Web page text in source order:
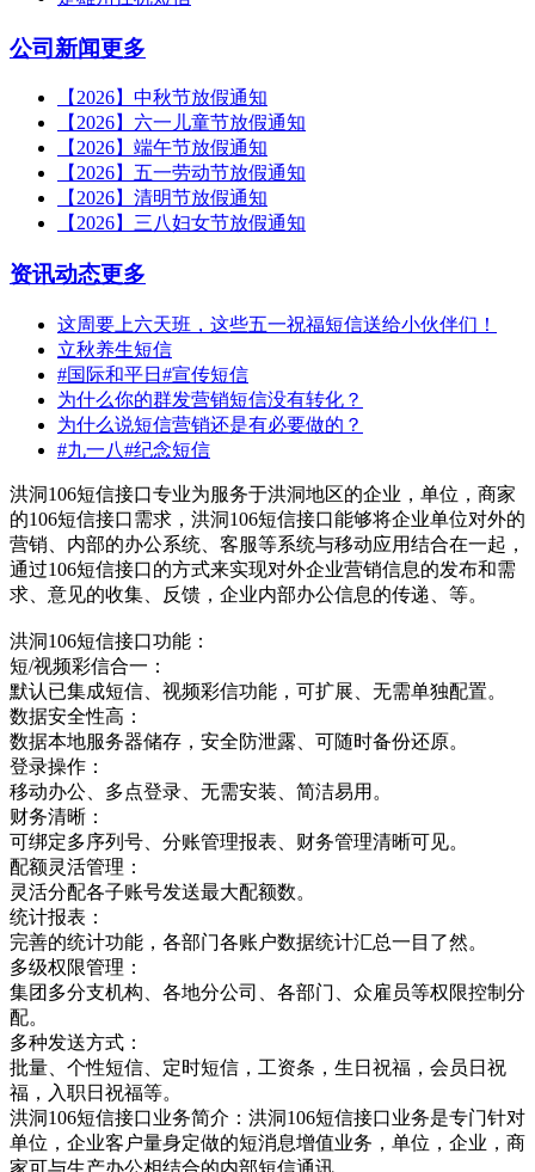
公司新闻更多
【2026】中秋节放假通知
【2026】六一儿童节放假通知
【2026】端午节放假通知
【2026】五一劳动节放假通知
【2026】清明节放假通知
【2026】三八妇女节放假通知
资讯动态更多
这周要上六天班，这些五一祝福短信送给小伙伴们！
立秋养生短信
#国际和平日#宣传短信
为什么你的群发营销短信没有转化？
为什么说短信营销还是有必要做的？
#九一八#纪念短信
洪洞106短信接口专业为服务于洪洞地区的企业，单位，商家
的106短信接口需求，洪洞106短信接口能够将企业单位对外的
营销、内部的办公系统、客服等系统与移动应用结合在一起，
通过106短信接口的方式来实现对外企业营销信息的发布和需
求、意见的收集、反馈，企业内部办公信息的传递、等。
洪洞106短信接口功能：
短/视频彩信合一：
默认已集成短信、视频彩信功能，可扩展、无需单独配置。
数据安全性高：
数据本地服务器储存，安全防泄露、可随时备份还原。
登录操作：
移动办公、多点登录、无需安装、简洁易用。
财务清晰：
可绑定多序列号、分账管理报表、财务管理清晰可见。
配额灵活管理：
灵活分配各子账号发送最大配额数。
统计报表：
完善的统计功能，各部门各账户数据统计汇总一目了然。
多级权限管理：
集团多分支机构、各地分公司、各部门、众雇员等权限控制分
配。
多种发送方式：
批量、个性短信、定时短信，工资条，生日祝福，会员日祝
福，入职日祝福等。
洪洞106短信接口业务简介：洪洞106短信接口业务是专门针对
单位，企业客户量身定做的短消息增值业务，单位，企业，商
家可与生产办公相结合的内部短信通讯，